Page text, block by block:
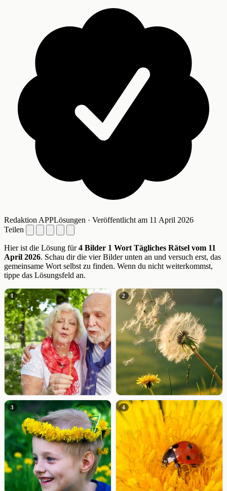
Redaktion APPLösungen · Veröffentlicht am 11 April 2026
Teilen
Hier ist die Lösung für4 Bilder 1 Wort Tägliches Rätsel vom 11
April 2026. Schau dir die vier Bilder unten an und versuch erst, das
gemeinsame Wort selbst zu finden. Wenn du nicht weiterkommst,
tippe das Lösungsfeld an.
1 2
3 4